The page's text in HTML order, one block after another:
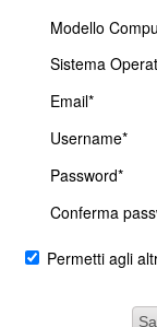
Modello
Sistema
Email*
Username*
Password*
Conferma
Permetti agli